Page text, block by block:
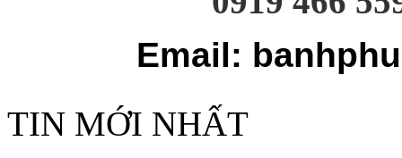
Email:
TIN MỚI NHẤT